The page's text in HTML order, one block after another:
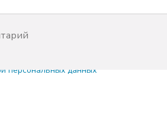
персональных данных